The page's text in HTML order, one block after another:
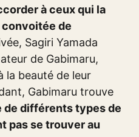
à ceux qui la
de
Sagiri Yamada
de Gabimaru,
la beauté de leur
Gabimaru trouve
de différents types de
pas se trouver au